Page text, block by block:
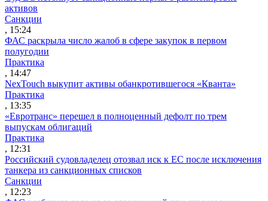
активов
Санкции
, 15:24
ФАС раскрыла число жалоб в сфере закупок в первом
полугодии
Практика
, 14:47
NexTouch выкупит активы обанкротившегося «Кванта»
Практика
, 13:35
«Евротранс» перешел в полноценный дефолт по трем
выпускам облигаций
Практика
, 12:31
Российский судовладелец отозвал иск к ЕС после исключения
танкера из санкционных списков
Санкции
, 12:23